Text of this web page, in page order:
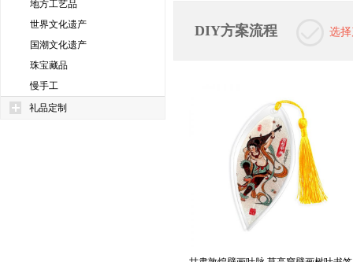
地方工艺品
世界文化遗产
国潮文化遗产
珠宝藏品
慢手工
礼品定制
DIY方案流程 选